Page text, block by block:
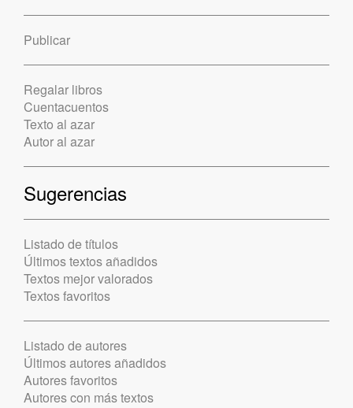
Publicar
Regalar libros
Cuentacuentos
Texto al azar
Autor al azar
Sugerencias
Listado de títulos
Últimos textos añadidos
Textos mejor valorados
Textos favoritos
Listado de autores
Últimos autores añadidos
Autores favoritos
Autores con más textos